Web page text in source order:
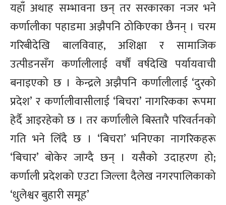
यहाँ अथाह सम्भावना छन् तर सरकारका नजर भने
कर्णालीका पहाडमा अझैपनि ठोकिएका छैनन् । चरम
गरिबीदेखि बालविवाह, अशिक्षा र सामाजिक
उत्पीडनसँग कर्णालीलाई वर्षौं वर्षदेखि पर्यायवाची
बनाइएको छ । केन्द्रले अझैपनि कर्णालीलाई ‘दुरको
प्रदेश’ र कर्णालीवासीलाई ‘बिचरा’ नागरिकका रूपमा
हेर्दै आइरहेको छ । तर कर्णालीले बिस्तारै परिवर्तनको
गति भने लिँदै छ । ‘बिचरा’ भनिएका नागरिकहरू
‘बिचार’ बोकेर जाग्दै छन् । यसैको उदाहरण हो;
कर्णाली प्रदेशको एउटा जिल्ला दैलेख नगरपालिकाको
‘धुलेश्वर बुहारी समूह’